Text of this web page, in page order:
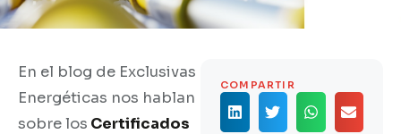
En el blog de Exclusivas
Energéticas nos hablan
sobre los Certificados
COMPARTIR